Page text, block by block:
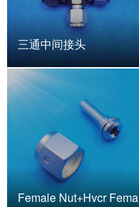
三通中间接头
Female Nut+Hvcr Fema